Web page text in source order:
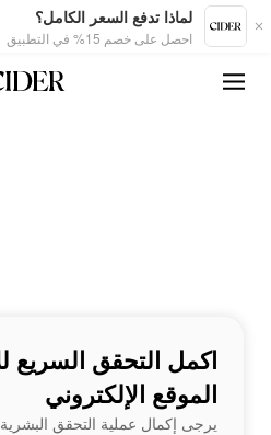
لماذا تدفع السعر الكامل؟
احصل على خصم 15% في التطبيق
اكمل التحقق السريع
الموقع الإلكتروني
يرجى إكمال عملية التحقق